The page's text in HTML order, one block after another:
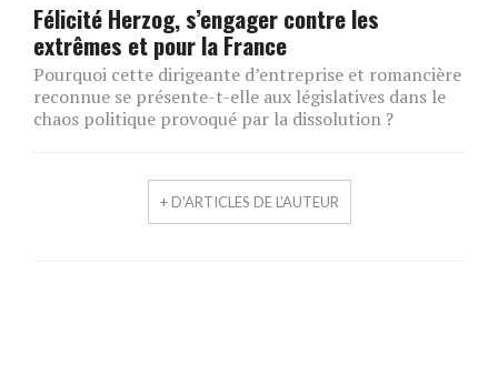
Félicité Herzog, s’engager contre les
extrêmes et pour la France
Pourquoi cette dirigeante d’entreprise et romancière
reconnue se présente-t-elle aux législatives dans le
chaos politique provoqué par la dissolution ?
+ D'ARTICLES DE L'AUTEUR